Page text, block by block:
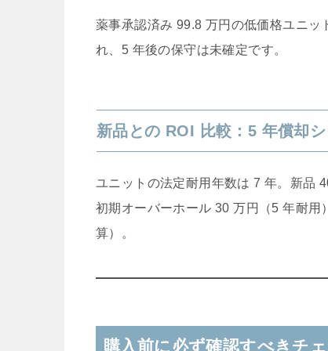
薬事承認済み 99.8 万円の低価格ユニッ
れ、5 年後の保守は未確定です。
新品との ROI 比較：5 年償却
ユニットの法定耐用年数は 7 年。新品
初期オーバーホール 30 万円（5 年耐用
算）。
購入前に必ず確認すべきチ